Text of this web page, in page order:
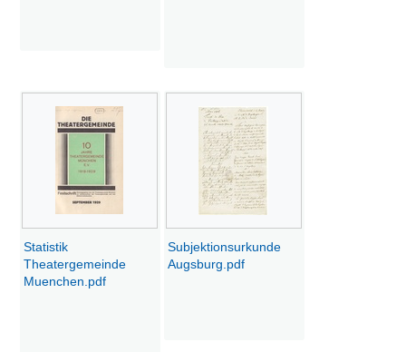
Statistik
Theatergemeinde
Muenchen.pdf
Subjektionsurkunde
Augsburg.pdf